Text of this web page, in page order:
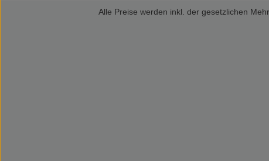
Alle Preise werden inkl. der gesetzlichen